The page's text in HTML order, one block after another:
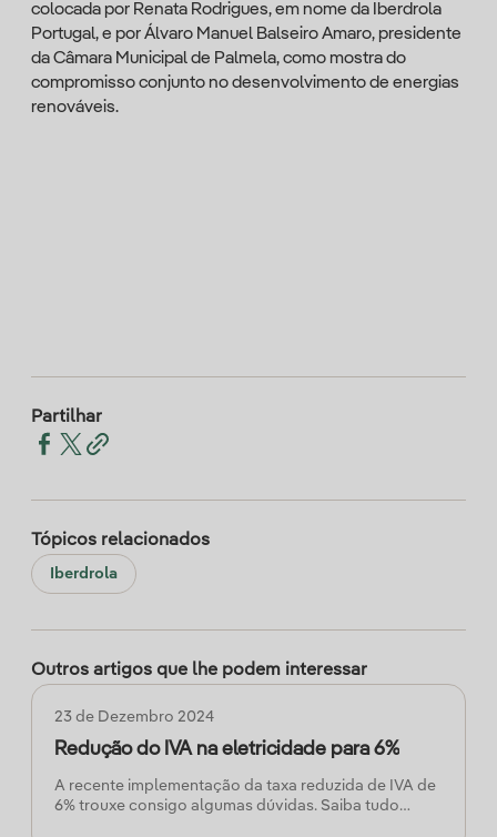
colocada por Renata Rodrigues, em nome da Iberdrola
Portugal, e por Álvaro Manuel Balseiro Amaro, presidente
da Câmara Municipal de Palmela, como mostra do
compromisso conjunto no desenvolvimento de energias
renováveis.
Partilhar
Tópicos relacionados
Iberdrola
Outros artigos que lhe podem interessar
23 de Dezembro 2024
Redução do IVA na eletricidade para 6%
A recente implementação da taxa reduzida de IVA de
6% trouxe consigo algumas dúvidas. Saiba tudo